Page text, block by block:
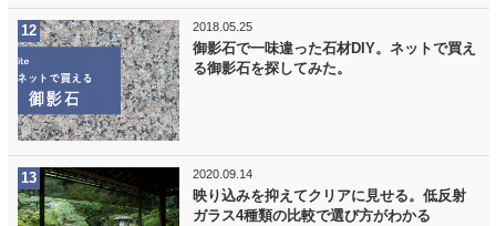
2018.05.25
御影石で一味違った石材DIY。ネットで買え
る御影石を探してみた。
2020.09.14
映り込みを抑えてクリアに見せる。低反射
ガラス4種類の比較で選び方がわかる